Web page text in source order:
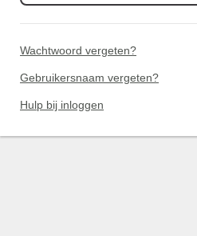
Wachtwoord vergeten?
Gebruikersnaam vergeten?
Hulp bij inloggen